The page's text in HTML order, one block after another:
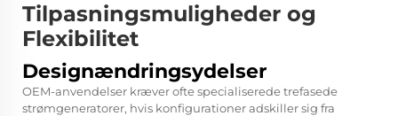
Tilpasningsmuligheder og
Flexibilitet
Designændringsydelser
OEM-anvendelser kræver ofte specialiserede trefasede
strømgeneratorer, hvis konfigurationer adskiller sig fra